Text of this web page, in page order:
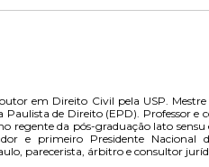
em Direito Civil pela USP.
Paulista de Direito (EPD). Professor e
regente da pós-graduação lato
e primeiro Presidente
parecerista, árbitro e consultor